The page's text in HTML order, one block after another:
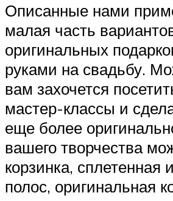
Описанные нами
малая часть
оригинальных
руками на свадьбу.
вам захочется
мастер-классы и
еще более
вашего творчества
корзинка, сплетенная
полос, оригинальная